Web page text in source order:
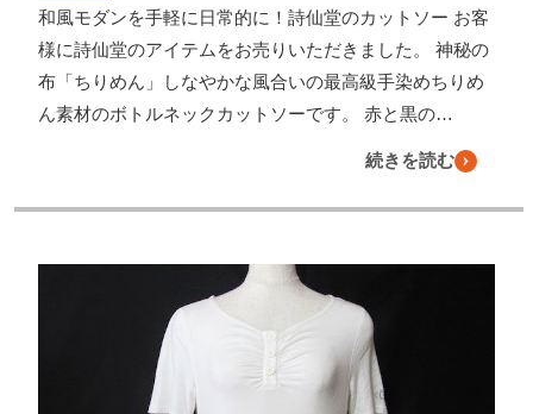
和風モダンを手軽に日常的に！詩仙堂のカットソー お客
様に詩仙堂のアイテムをお売りいただきました。 神秘の
布「ちりめん」しなやかな風合いの最高級手染めちりめ
ん素材のボトルネックカットソーです。 赤と黒の…
続きを読む